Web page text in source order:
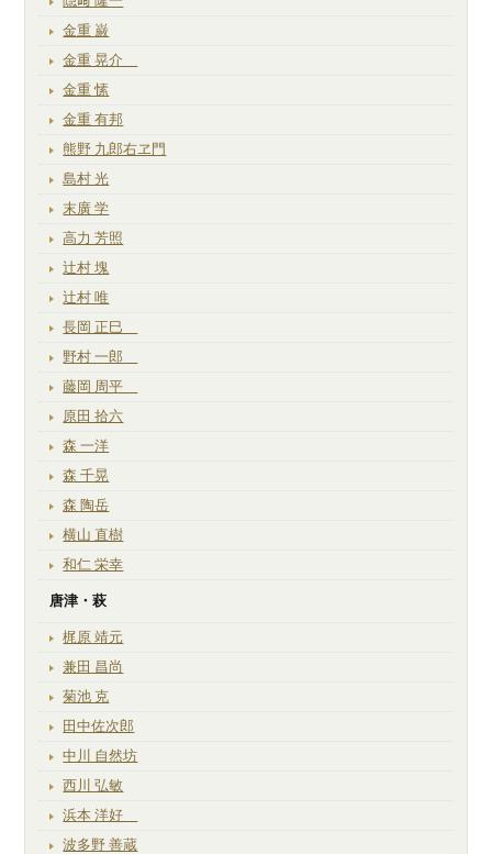
金重 巌
金重 晃介
金重 愫
金重 有邦
熊野 九郎右ヱ門
島村 光
末廣 学
高力 芳照
辻村 塊
辻村 唯
長岡 正巳
野村 一郎
藤岡 周平
原田 拾六
森 一洋
森 千晃
森 陶岳
横山 直樹
和仁 栄幸
唐津・萩
梶原 靖元
兼田 昌尚
菊池 克
田中佐次郎
中川 自然坊
西川 弘敏
浜本 洋好
波多野 善蔵